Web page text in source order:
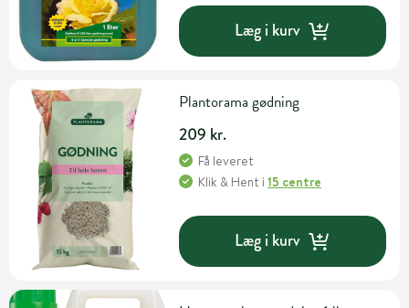
Læg i kurv
Plantorama gødning
209 kr.
Få leveret
Klik & Hent i15 centre
Læg i kurv